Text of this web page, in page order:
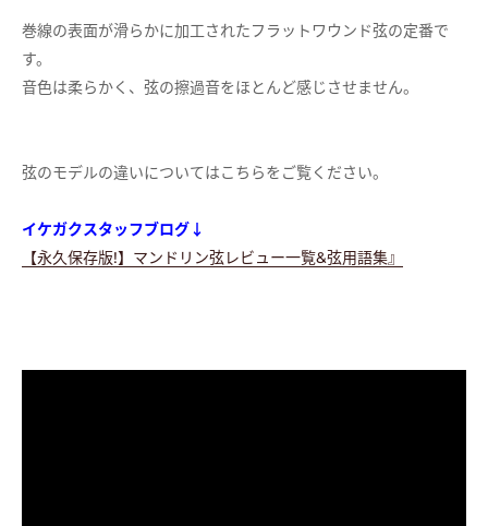
巻線の表面が滑らかに加工されたフラットワウンド弦の定番で
す。
音色は柔らかく、弦の擦過音をほとんど感じさせません。
弦のモデルの違いについてはこちらをご覧ください。
イケガクスタッフブログ↓
【永久保存版!】マンドリン弦レビュー一覧&弦用語集』